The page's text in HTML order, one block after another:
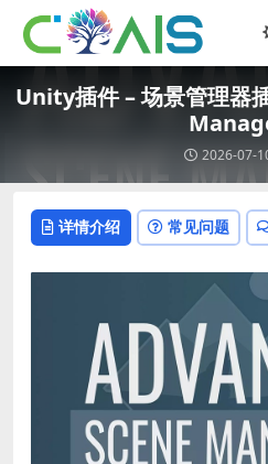
Unity插件 – 场景管理器
2026-07-
详情介绍 常见问题